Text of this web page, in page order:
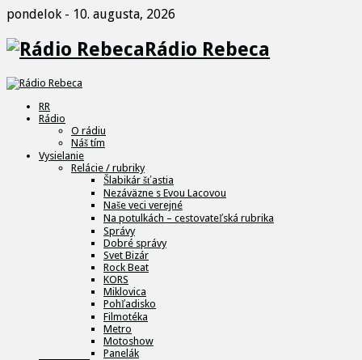
pondelok - 10. augusta, 2026
Rádio Rebeca
RR
Rádio
O rádiu
Náš tím
Vysielanie
Relácie / rubriky
Šlabikár šťastia
Nezáväzne s Evou Lacovou
Naše veci verejné
Na potulkách – cestovateľská rubrika
Správy
Dobré správy
Svet Bizár
Rock Beat
KORS
Miklovica
Pohľadisko
Filmotéka
Metro
Motoshow
Panelák